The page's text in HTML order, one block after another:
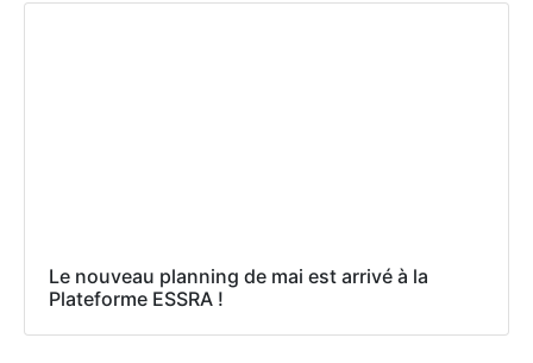
Le nouveau planning de mai est arrivé à la
Plateforme ESSRA !